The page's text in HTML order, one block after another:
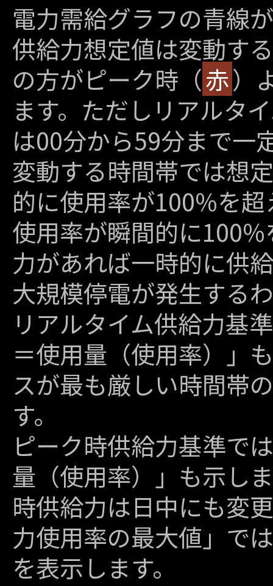
電力需給グラフの青線
供給力想定値は変動す
の方がピーク時（赤）
ます。ただしリアルタ
は00分から59分まで一
変動する時間帯では想
的に使用率が100%を
使用率が瞬間的に100%
力があれば一時的に供
大規模停電が発生する
リアルタイム供給力基
＝使用量（使用率）」
スが最も厳しい時間帯
す。
ピーク時供給力基準で
量（使用率）」も示し
時供給力は日中にも変
力使用率の最大値」で
を表示します。